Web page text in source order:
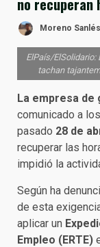
no recuperan
Moreno
ElPaís/ElSolidario:
tachan
La empresa de
comunicado a
pasado 28 de
recuperar las
impidió la
Según ha
de esta
aplicar un
Empleo (ERTE)